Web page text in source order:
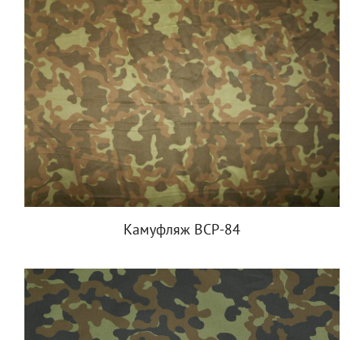
Камуфляж ВСР-84